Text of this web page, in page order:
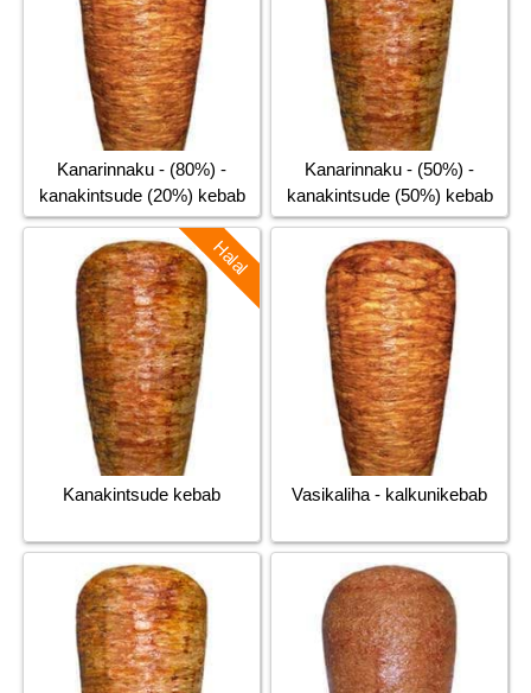
Kanarinnaku - (80%) -
kanakintsude (20%) kebab
Kanarinnaku - (50%) -
kanakintsude (50%) kebab
Halal
Kanakintsude kebab Vasikaliha - kalkunikebab